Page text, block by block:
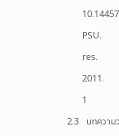
PSU. อั
res. ย่อ
2011. ปี
1 ลำดับ
2.3 บทความ